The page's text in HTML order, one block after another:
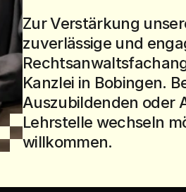
Zur Verstärkung
zuverlässige und
Kanzlei in Bobingen.
Auszubildenden oder
Lehrstelle wechseln
willkommen.